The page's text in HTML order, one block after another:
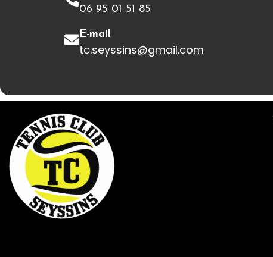
06 95 01 51 85
E-mail
tc.seyssins@gmail.com